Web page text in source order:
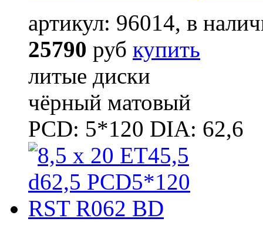
артикул: 96014, в
25790 руб купить
литые диски
чёрный матовый
PCD: 5*120 DIA: 62,6